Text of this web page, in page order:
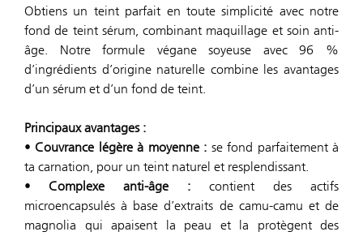
Obtiens un teint parfait en toute simplicité avec notre
fond de teint sérum, combinant maquillage et soin anti-
âge. Notre formule végane soyeuse avec 96 %
d’ingrédients d’origine naturelle combine les avantages
d’un sérum et d’un fond de teint.
Principaux avantages :
• Couvrance légère à moyenne : se fond parfaitement à
ta carnation, pour un teint naturel et resplendissant.
• Complexe anti-âge : contient des actifs
microencapsulés à base d’extraits de camu-camu et de
magnolia qui apaisent la peau et la protègent des